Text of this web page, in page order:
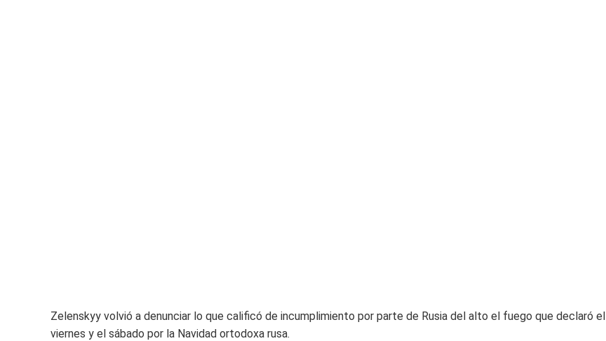
Zelenskyy volvió a denunciar lo que calificó de incumplimiento por parte de Rusia del alto el fuego que declaró el
viernes y el sábado por la Navidad ortodoxa rusa.